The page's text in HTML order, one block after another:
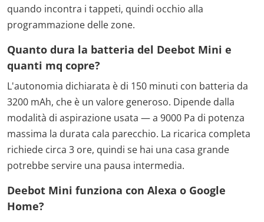
quando incontra i tappeti, quindi occhio alla
programmazione delle zone.
Quanto dura la batteria del Deebot Mini e
quanti mq copre?
L'autonomia dichiarata è di 150 minuti con batteria da
3200 mAh, che è un valore generoso. Dipende dalla
modalità di aspirazione usata — a 9000 Pa di potenza
massima la durata cala parecchio. La ricarica completa
richiede circa 3 ore, quindi se hai una casa grande
potrebbe servire una pausa intermedia.
Deebot Mini funziona con Alexa o Google
Home?